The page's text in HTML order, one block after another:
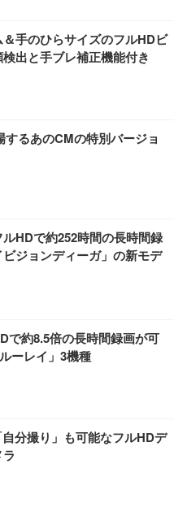
手のひらサイズのフルHDビ
出と手ブレ補正機能付き
るあのCMの特別バージョ
HDで約252時間の長時間録
ジョンディーガ」の新モデ
で約8.5倍の長時間録画が可
ーレイ」3機種
分撮り」も可能なフルHDデ